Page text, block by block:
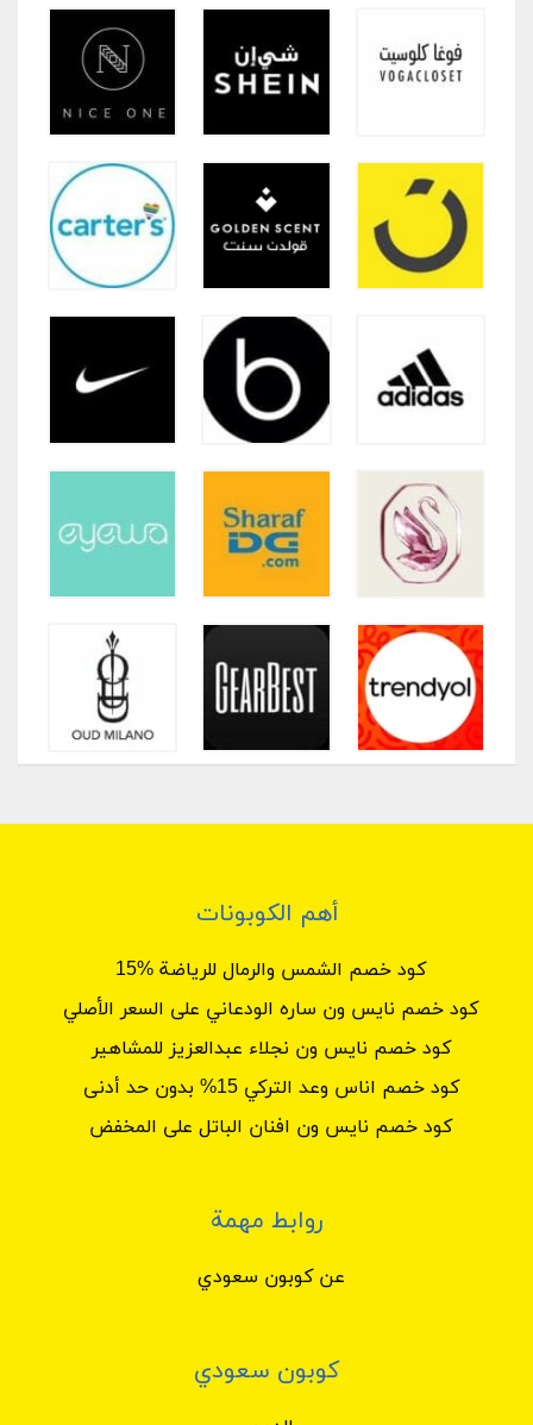
أهم الكوبونات
كود خصم الشمس والرمال للرياضة %15
كود خصم نايس ون ساره الودعاني على السعر الأصلي
كود خصم نايس ون نجلاء عبدالعزيز للمشاهير
كود خصم اناس وعد التركي 15% بدون حد أدنى
كود خصم نايس ون افنان الباتل على المخفض
روابط مهمة
عن كوبون سعودي
كوبون سعودي